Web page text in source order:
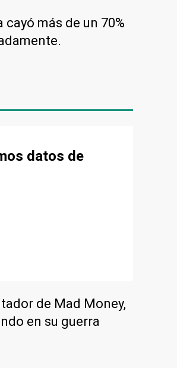
más de un 70%
datos de
de Mad Money,
en su guerra